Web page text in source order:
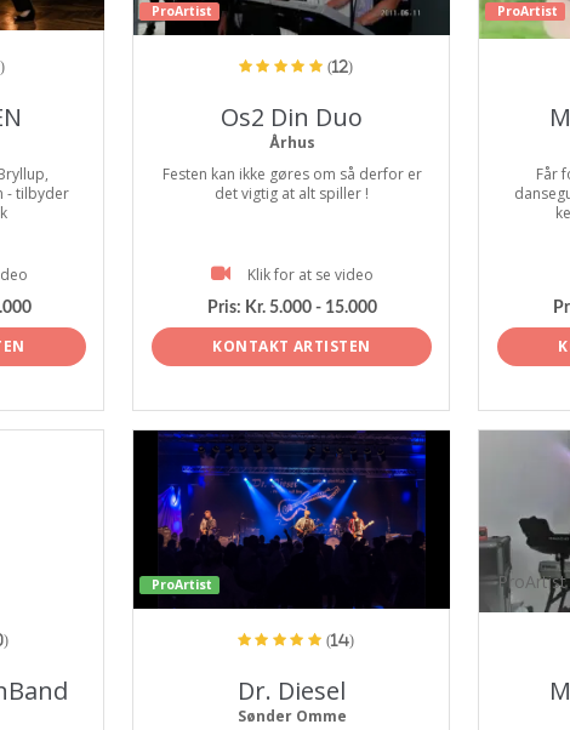
- tilbyder
ProArtist
(12)
Os2 Din Duo
Århus
Festen kan ikke gøres om så derfor er
det vigtig at alt spiller !
Klik for at se video
Pris: Kr. 5.000 - 15.000
KONTAKT ARTISTEN
ProArtist
Får
ProArtist
(14)
Dr. Diesel
Sønder Omme
ProArtist